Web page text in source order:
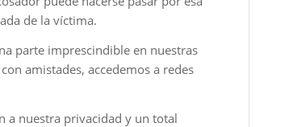
de la víctima.
parte imprescindible en nuestras
amistades, accedemos a redes
a nuestra privacidad y un total